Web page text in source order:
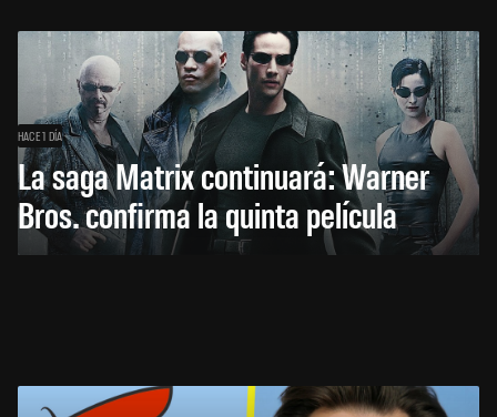
HACE 1 DÍA
La saga Matrix continuará: Warner
Bros. confirma la quinta película